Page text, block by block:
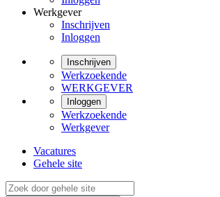
Werkgever
Inschrijven
Inloggen
Inschrijven
Werkzoekende
WERKGEVER
Inloggen
Werkzoekende
Werkgever
Vacatures
Gehele site